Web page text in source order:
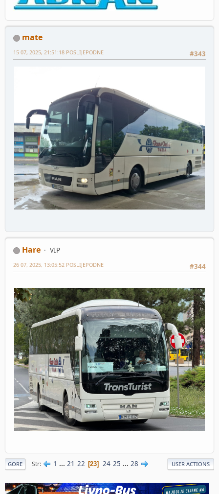
mate
#343
15 07, 2025, 21:51:18 POSLIJEPODNE
Hare
VIP
#344
26 07, 2025, 13:05:52 POSLIJEPODNE
GORE Str 1 ... 21 22 23 24 25 ... 28 USER ACTIONS